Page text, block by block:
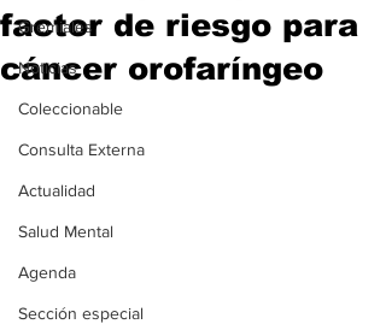
Gremiales
Noticias
Coleccionable
Consulta Externa
Actualidad
Salud Mental
Agenda
Sección especial
factor de riesgo para
cáncer orofaríngeo